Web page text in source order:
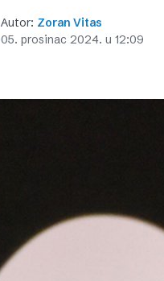
Autor: Zoran Vitas
05. prosinac 2024. u 12:09